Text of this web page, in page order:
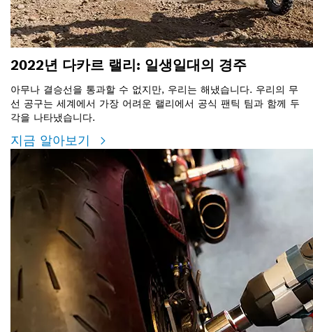
2022년 다카르 랠리: 일생일대의 경주
아무나 결승선을 통과할 수 없지만, 우리는 해냈습니다. 우리의 무
선 공구는 세계에서 가장 어려운 랠리에서 공식 팬틱 팀과 함께 두
각을 나타냈습니다.
지금 알아보기